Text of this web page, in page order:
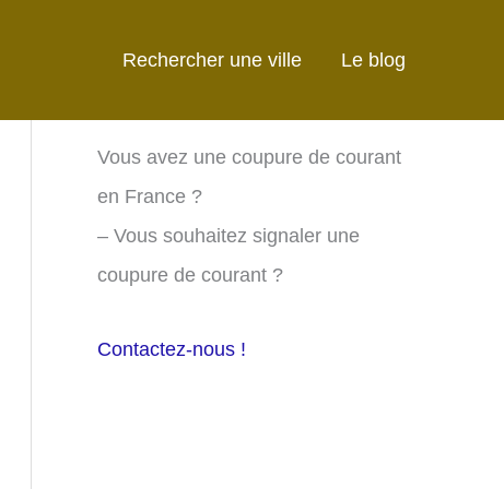
Rechercher une ville Le blog
Vous avez une coupure de courant
en France ?
– Vous souhaitez signaler une
coupure de courant ?
Contactez-nous !